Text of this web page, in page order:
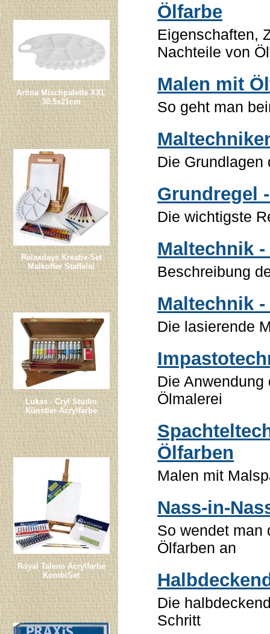
Artina Mischpalette XXL
30.5x21cm
Relaxdays Kreativ-Set
Malkoffer Staffelei
Lukas - Cryl Studio
Künstler-Acrylfarbe
Royal Talens Acrylfarbe
KombiSet
Ölfarbe
Eigenschaften,
Nachteile von
Malen mit
So geht man
Die Grundlagen
Grundregel
Die wichtigste
Maltechnik
Beschreibung
Maltechnik
Die lasierende
Die
Ölmalerei
Ölfarben
Malen mit
Nass-in-
So wendet man
Ölfarben an
Die
Schritt